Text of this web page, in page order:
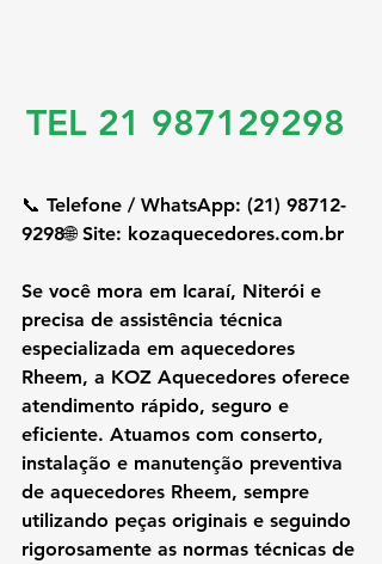
TEL 21 987129298
📞 Telefone / WhatsApp: (21) 98712-
9298🌐 Site: kozaquecedores.com.br
Se você mora em Icaraí, Niterói e
precisa de assistência técnica
especializada em aquecedores
Rheem, a KOZ Aquecedores oferece
atendimento rápido, seguro e
eficiente. Atuamos com conserto,
instalação e manutenção preventiva
de aquecedores Rheem, sempre
utilizando peças originais e seguindo
rigorosamente as normas técnicas de